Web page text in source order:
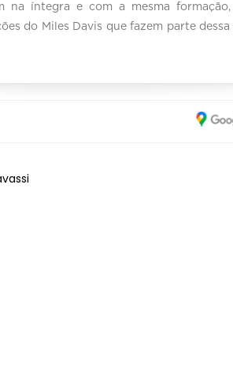
na íntegra e com a mesma
do Miles Davis que fazem parte